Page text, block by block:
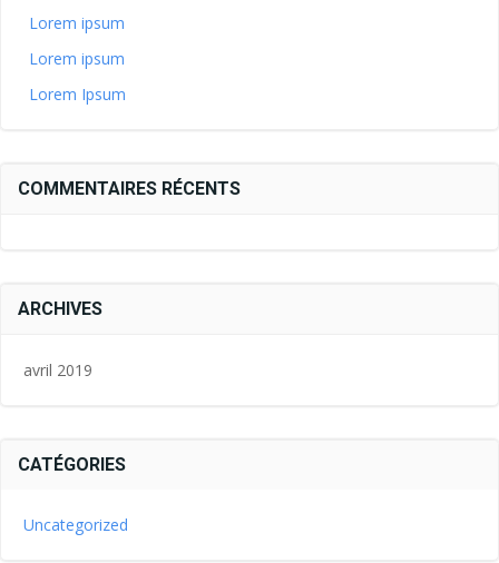
Lorem ipsum
Lorem ipsum
Lorem Ipsum
COMMENTAIRES RÉCENTS
ARCHIVES
avril 2019
CATÉGORIES
Uncategorized